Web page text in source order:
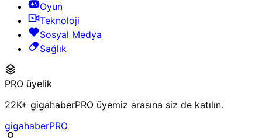
Oyun
Teknoloji
Sosyal Medya
Sağlık
PRO üyelik
22K+ gigahaberPRO üyemiz arasına siz de katılın.
gigahaberPRO